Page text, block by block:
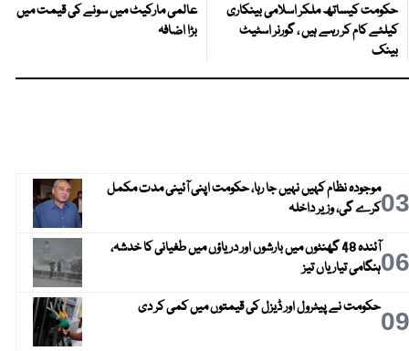
حکومت کیساتھ ملکر اسلامی بینکاری
کیلئے کام کر رہے ہیں ، گورنر اسٹیٹ
بینک
عالمی مارکیٹ میں سونے کی قیمت میں
بڑا اضافہ
03موجودہ نظام کہیں نہیں جا رہا، حکومت اپنی آئینی مدت مکمل
کرے گی، وزیر داخلہ
06
آئندہ 48 گھنٹوں میں بارشوں اور دریاؤں میں طغیانی کا خدشہ،
ہنگامی تیاریاں تیز
09حکومت نے پیٹرول اور ڈیزل کی قیمتوں میں کمی کر دی